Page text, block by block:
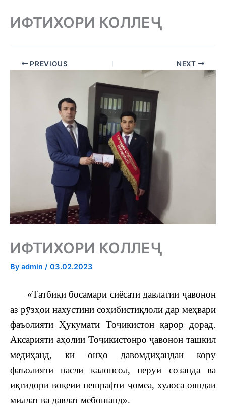
ИФТИХОРИ КОЛЛЕҶ
PREVIOUS NEXT
ИФТИХОРИ КОЛЛЕҶ
By admin / 03.02.2023
«Татбиқи босамари сиёсати давлатии ҷавонон
аз рӯзҳои нахустини соҳибистиқлолӣ дар меҳвари
фаъолияти Ҳукумати Тоҷикистон қарор дорад.
Аксарияти аҳолии Тоҷикистонро ҷавонон ташкил
медиҳанд, ки онҳо давомдиҳандаи кору
фаъолияти насли калонсол, неруи созанда ва
иқтидори воқеии пешрафти ҷомеа, хулоса ояндаи
миллат ва давлат мебошанд».